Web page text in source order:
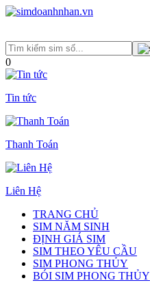
0
Tin tức
Thanh Toán
Liên Hệ
TRANG CHỦ
SIM NĂM SINH
ĐỊNH GIÁ SIM
SIM THEO YÊU CẦU
SIM PHONG THỦY
BÓI SIM PHONG THỦY